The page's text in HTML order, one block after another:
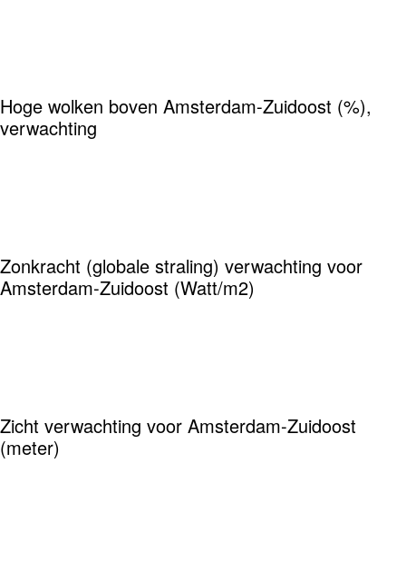
Hoge wolken boven Amsterdam-Zuidoost (%),
verwachting
Zonkracht (globale straling) verwachting voor
Amsterdam-Zuidoost (Watt/m2)
Zicht verwachting voor Amsterdam-Zuidoost
(meter)